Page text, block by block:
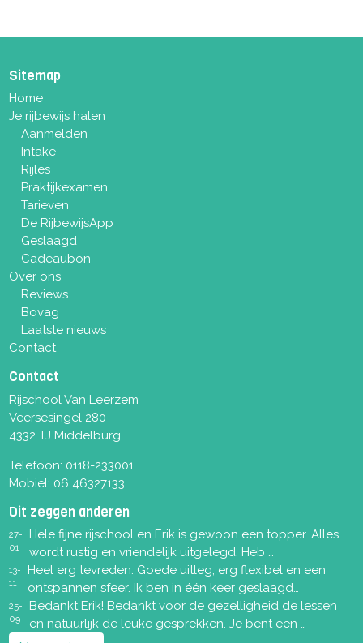
Sitemap
Home
Je rijbewijs halen
Aanmelden
Intake
Rijles
Praktijkexamen
Tarieven
De RijbewijsApp
Geslaagd
Cadeaubon
Over ons
Reviews
Bovag
Laatste nieuws
Contact
Contact
Rijschool Van Leerzem
Veersesingel 280
4332 TJ Middelburg
Telefoon: 0118-233001
Mobiel: 06 46327133
Dit zeggen anderen
27-
01
Hele fijne rijschool en Erik is gewoon een topper. Alles
wordt rustig en vriendelijk uitgelegd. Heb …
13-
11
Heel erg tevreden. Goede uitleg, erg flexibel en een
ontspannen sfeer. Ik ben in één keer geslaagd…
25-
09
Bedankt Erik! Bedankt voor de gezelligheid de lessen
en natuurlijk de leuke gesprekken. Je bent een …